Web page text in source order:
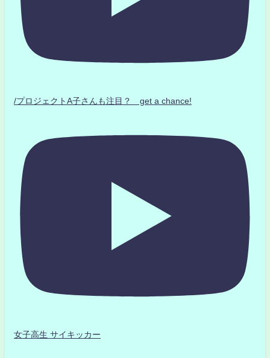
/プロジェクトA子さんも注目？ get a chance!
女子高生 サイキッカー